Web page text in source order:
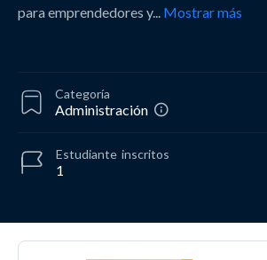
para emprendedores y... Mostrar más
Categoría
Administración
1
Estudiante inscritos